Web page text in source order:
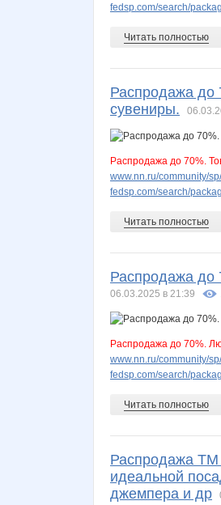
fedsp.com/search/
Читать полностью
Распродажа до
сувениры.
Распродажа до 70%.
www.nn.ru/community/
fedsp.com/search/
Читать полностью
Распродажа до
06.03.2025 в 21:39
Распродажа до 70%.
www.nn.ru/community/
fedsp.com/search/
Читать полностью
Распродажа ТМ
идеальной
джемпера и др